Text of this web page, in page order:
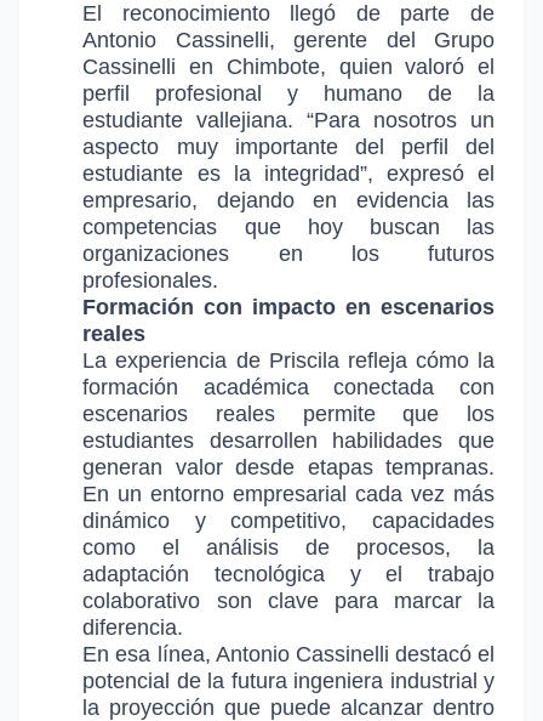
El reconocimiento llegó de parte de
Antonio Cassinelli, gerente del Grupo
Cassinelli en Chimbote, quien valoró el
perfil profesional y humano de la
estudiante vallejiana. “Para nosotros un
aspecto muy importante del perfil del
estudiante es la integridad”, expresó el
empresario, dejando en evidencia las
competencias que hoy buscan las
organizaciones en los futuros
profesionales.
Formación con impacto en escenarios
reales
La experiencia de Priscila refleja cómo la
formación académica conectada con
escenarios reales permite que los
estudiantes desarrollen habilidades que
generan valor desde etapas tempranas.
En un entorno empresarial cada vez más
dinámico y competitivo, capacidades
como el análisis de procesos, la
adaptación tecnológica y el trabajo
colaborativo son clave para marcar la
diferencia.
En esa línea, Antonio Cassinelli destacó el
potencial de la futura ingeniera industrial y
la proyección que puede alcanzar dentro